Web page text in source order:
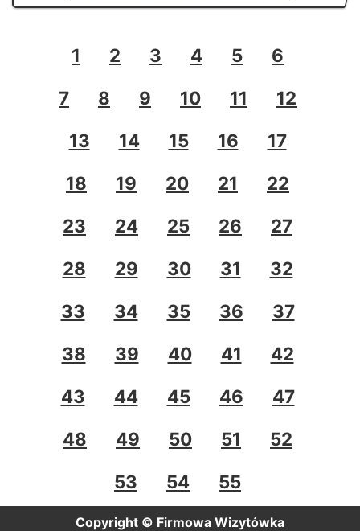
1 2 3 4 5
6
7
8 9 10 11
12
13
14 15 16
17
18
19 20 21
22
23
24 25 26
27
28
29 30 31
32
33
34 35 36
37
38
39 40 41
42
43
44 45 46
47
48
49 50 51
52
53
54 55
Copyright © Firmowa Wizytówka